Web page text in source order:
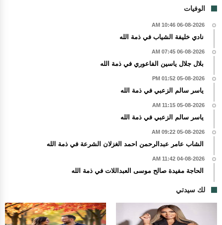
الوفيات
06-08-2026 10:46 AM
نادي خليفة الشياب في ذمة الله
06-08-2026 07:45 AM
بلال جلال ياسين الفاعوري في ذمة الله
05-08-2026 01:52 PM
ياسر سالم الزعبي في ذمة الله
05-08-2026 11:15 AM
ياسر سالم الزعبي في ذمة الله
05-08-2026 09:22 AM
الشاب عامر عبدالرحمن احمد الغزلان الشرعة في ذمة الله
04-08-2026 11:42 AM
الحاجة مفيدة صالح موسى العبداللات في ذمة الله
لك سيدتي